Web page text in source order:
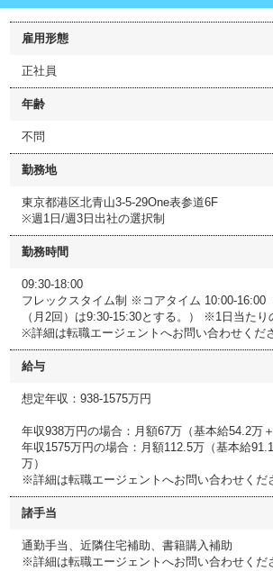
雇用形態
正社員
年齢
不問
勤務地
東京都港区北青山3-5-29One表参道6F
※週1日/週3日出社の選択制
勤務時間
09:30-18:00
フレックスタイム制 ※コアタイム 10:00-16:00
（月2回）は9:30-15:30とする。） ※1日当た
※詳細は転職エージェントへお問い合わせくだ
給与
想定年収：938-1575万円
年収938万円の場合：月額67万（基本給54.2万
年収1575万円の場合：月額112.5万（基本給
万）
※詳細は転職エージェントへお問い合わせくだ
諸手当
通勤手当、近隣住宅補助、書籍購入補助
※詳細は転職エージェントへお問い合わせくだ